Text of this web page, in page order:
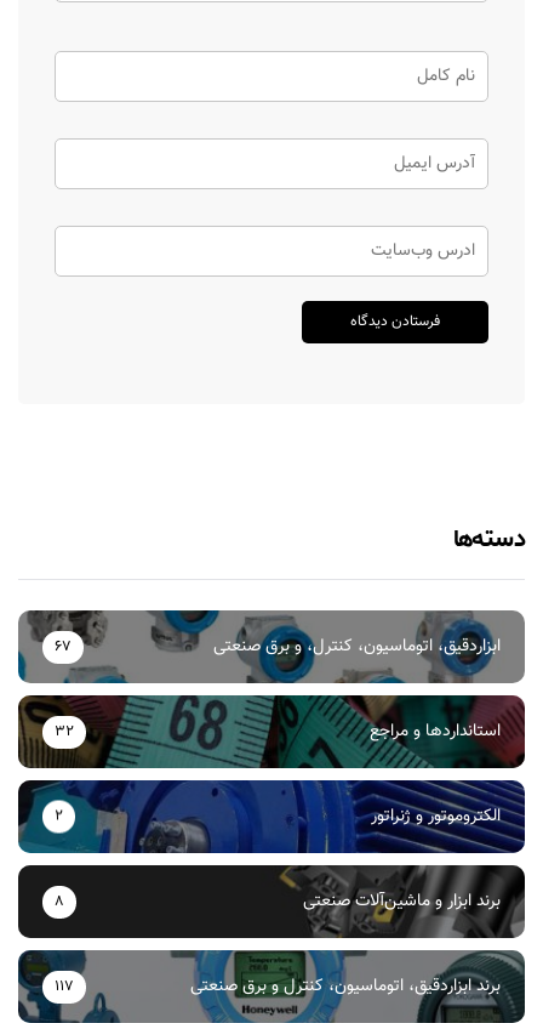
دسته‌ها
ابزاردقیق، اتوماسیون، کنترل، و برق صنعتی 67
استانداردها و مراجع 32
الکتروموتور و ژنراتور 2
برند ابزار و ماشین‌آلات صنعتی 8
برند ابزاردقیق، اتوماسیون، کنترل و برق صنعتی 117